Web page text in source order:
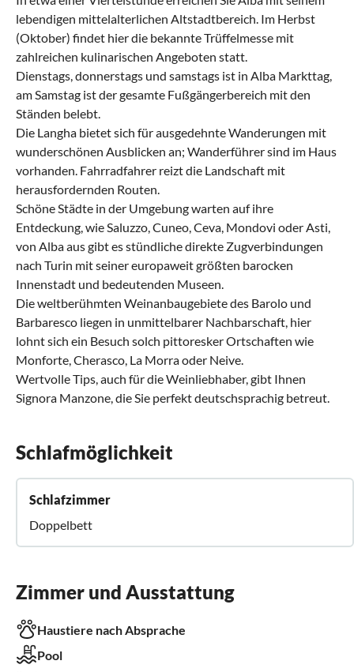
lebendigen mittelalterlichen Altstadtbereich. Im Herbst
(Oktober) findet hier die bekannte Trüffelmesse mit
zahlreichen kulinarischen Angeboten statt.
Dienstags, donnerstags und samstags ist in Alba Markttag,
am Samstag ist der gesamte Fußgängerbereich mit den
Ständen belebt.
Die Langha bietet sich für ausgedehnte Wanderungen mit
wunderschönen Ausblicken an; Wanderführer sind im Haus
vorhanden. Fahrradfahrer reizt die Landschaft mit
herausfordernden Routen.
Schöne Städte in der Umgebung warten auf ihre
Entdeckung, wie Saluzzo, Cuneo, Ceva, Mondovi oder Asti,
von Alba aus gibt es stündliche direkte Zugverbindungen
nach Turin mit seiner europaweit größten barocken
Innenstadt und bedeutenden Museen.
Die weltberühmten Weinanbaugebiete des Barolo und
Barbaresco liegen in unmittelbarer Nachbarschaft, hier
lohnt sich ein Besuch solch pittoresker Ortschaften wie
Monforte, Cherasco, La Morra oder Neive.
Wertvolle Tips, auch für die Weinliebhaber, gibt Ihnen
Signora Manzone, die Sie perfekt deutschsprachig betreut.
Schlafmöglichkeit
Schlafzimmer
Doppelbett
Zimmer und Ausstattung
Haustiere nach Absprache
Pool